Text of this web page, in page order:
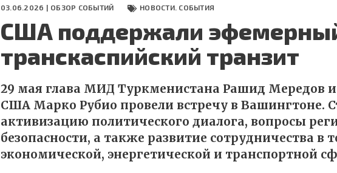
03.06.2026 | ОБЗОР СОБЫТИЙ НОВОСТИ. СОБЫТИЯ
США поддержали
транскаспийский транзит
29 мая глава МИД Туркменистана Рашид Мередов и
США Марко Рубио провели встречу в Вашингтоне.
активизацию политического диалога, вопросы
безопасности, а также развитие сотрудничества в
экономической, энергетической и транспортной